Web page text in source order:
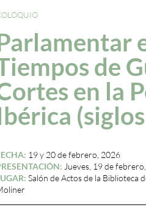
de
en la
19 y 20 de febrero, 2026
Jueves, 19 de
Salón de Actos de la Biblioteca